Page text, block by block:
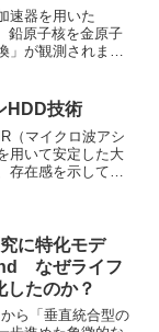
か？
速器を用いた
鉛原子核を金原子
」が観測されまし
で陽子を3つ弾き飛
核変換していま
速器とは何か、ど
いるのかを知るこ
HDD技術
（マイクロ波アシ
用いて安定した大
存在感を示してい
に特化モデ
なぜライフ
したのか？
ら「垂直統合型の